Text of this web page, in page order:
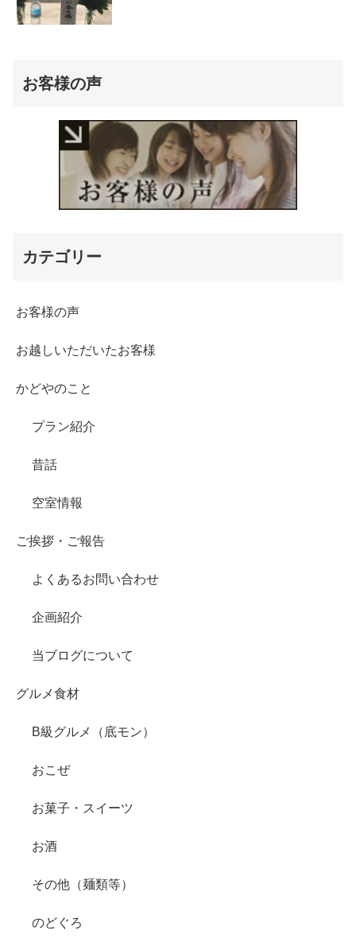
お客様の声
カテゴリー
お客様の声
お越しいただいたお客様
かどやのこと
プラン紹介
昔話
空室情報
ご挨拶・ご報告
よくあるお問い合わせ
企画紹介
当ブログについて
グルメ食材
B級グルメ（底モン）
おこぜ
お菓子・スイーツ
お酒
その他（麺類等）
のどぐろ